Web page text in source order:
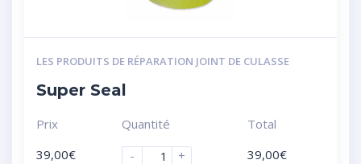
LES PRODUITS DE RÉPARATION JOINT DE CULASSE
Super Seal
Prix
39,00€
Quantité
-
+
Total
39,00€